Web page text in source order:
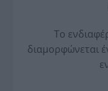
Το
διαμορφώνεται